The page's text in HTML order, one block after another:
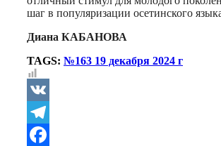
шаг в популяризации осетинского
Диана КАБАНОВА
TAGS: №163 19 декабря 2024 г
VK
Telegram